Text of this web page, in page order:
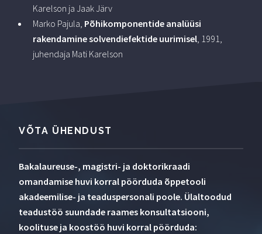
Karelson ja Jaak Järv
Marko Pajula, Põhikomponentide analüüsi
rakendamine solvendiefektide uurimisel, 1991,
juhendaja Mati Karelson
VÕTA ÜHENDUST
Bakalaureuse-, magistri- ja doktorikraadi
omandamise huvi korral pöörduda õppetooli
akadeemilise- ja teaduspersonali poole. Ülaltoodud
teadustöö suundade raames konsultatsiooni,
koolituse ja koostöö huvi korral pöörduda: